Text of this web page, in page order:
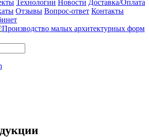
Технологии Новости Доставка/Оплата
Отзывы Вопрос-ответ Контакты